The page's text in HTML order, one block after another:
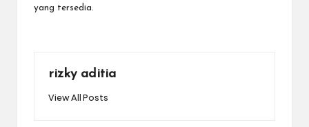
yang tersedia.
rizky aditia
View All Posts